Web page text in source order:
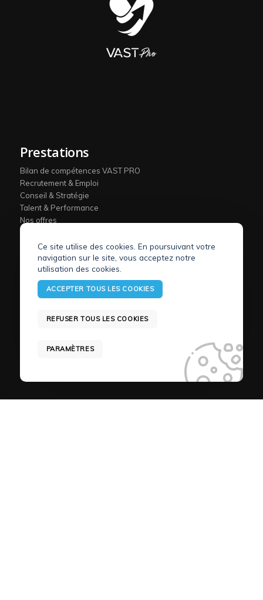
Prestations
Bilan de compétences VAST PRO
Recrutement & Emploi
Conseil & Stratégie
Talent & Performance
Nos offres
Outplacement
Outplacement à Lyon
Outplacement à Toulouse
Ce site utilise des cookies. En poursuivant votre
navigation sur le site, vous acceptez notre
utilisation des cookies.
ACCEPTER TOUS LES COOKIES
REFUSER TOUS LES COOKIES
PARAMÈTRES